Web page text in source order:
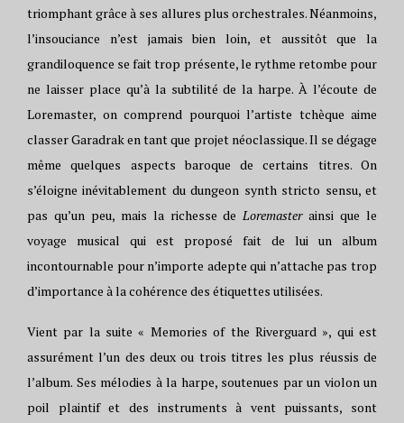
triomphant grâce à ses allures plus orchestrales. Néanmoins,
l’insouciance n’est jamais bien loin, et aussitôt que la
grandiloquence se fait trop présente, le rythme retombe pour
ne laisser place qu’à la subtilité de la harpe. À l’écoute de
Loremaster, on comprend pourquoi l’artiste tchèque aime
classer Garadrak en tant que projet néoclassique. Il se dégage
même quelques aspects baroque de certains titres. On
s’éloigne inévitablement du dungeon synth stricto sensu, et
pas qu’un peu, mais la richesse deLoremasterainsi que le
voyage musical qui est proposé fait de lui un album
incontournable pour n’importe adepte qui n’attache pas trop
d’importance à la cohérence des étiquettes utilisées.
Vient par la suite « Memories of the Riverguard », qui est
assurément l’un des deux ou trois titres les plus réussis de
l’album. Ses mélodies à la harpe, soutenues par un violon un
poil plaintif et des instruments à vent puissants, sont